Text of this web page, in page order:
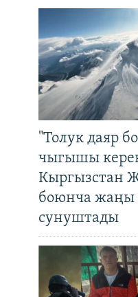
"Толук даяр
чыгышы
Кыргызстан
боюнча жаңы
сунуштады